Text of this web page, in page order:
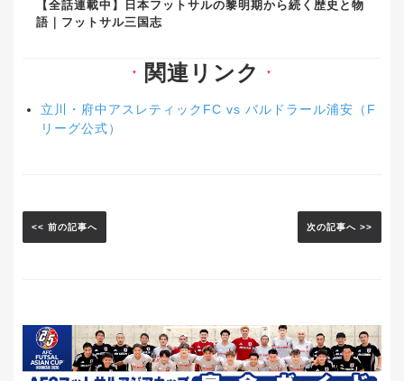
【全話連載中】日本フットサルの黎明期から続く歴史と物
語｜フットサル三国志
▼ 関連リンク ▼
立川・府中アスレティックFC vs バルドラール浦安（F
リーグ公式）
<< 前の記事へ 次の記事へ >>